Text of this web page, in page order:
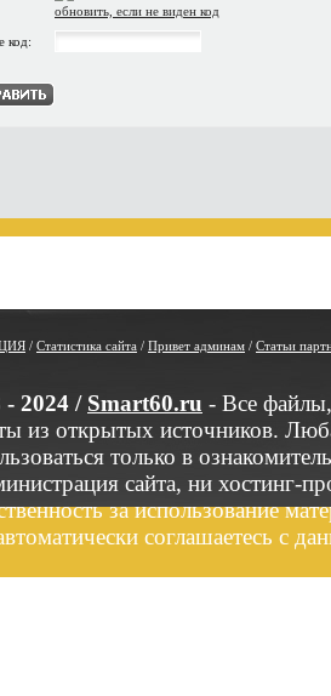
обновить, если не виден код
код:
/ Статистика сайта / Привет админам / Статьи
2024 / Smart60.ru - Все
из открытых источников.
только в
сайта, ни хостинг-
за использование
соглашаетесь с